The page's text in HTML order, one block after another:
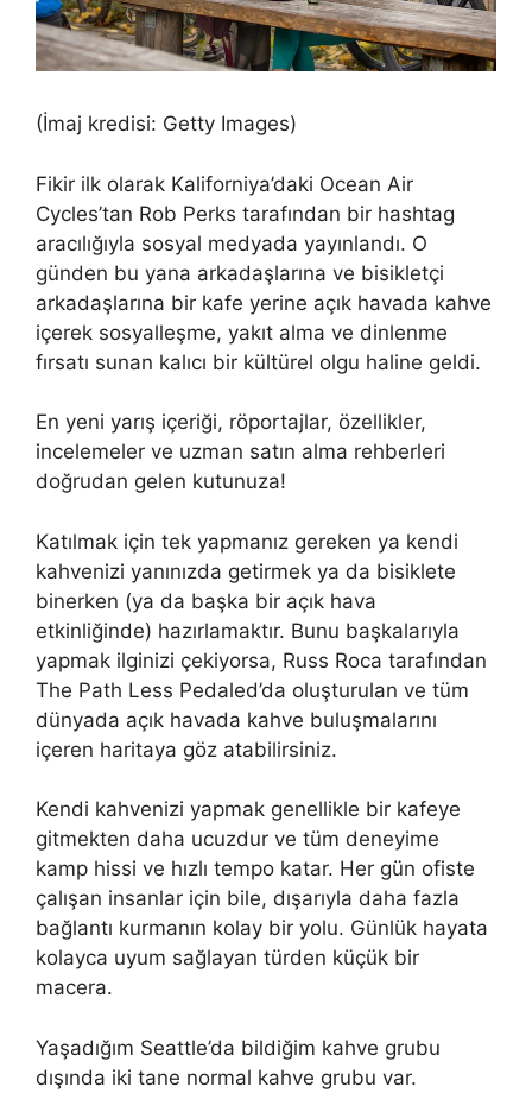
(İmaj kredisi: Getty Images)
Fikir ilk olarak Kaliforniya’daki Ocean Air
Cycles’tan Rob Perks tarafından bir hashtag
aracılığıyla sosyal medyada yayınlandı. O
günden bu yana arkadaşlarına ve bisikletçi
arkadaşlarına bir kafe yerine açık havada kahve
içerek sosyalleşme, yakıt alma ve dinlenme
fırsatı sunan kalıcı bir kültürel olgu haline geldi.
En yeni yarış içeriği, röportajlar, özellikler,
incelemeler ve uzman satın alma rehberleri
doğrudan gelen kutunuza!
Katılmak için tek yapmanız gereken ya kendi
kahvenizi yanınızda getirmek ya da bisiklete
binerken (ya da başka bir açık hava
etkinliğinde) hazırlamaktır. Bunu başkalarıyla
yapmak ilginizi çekiyorsa, Russ Roca tarafından
The Path Less Pedaled’da oluşturulan ve tüm
dünyada açık havada kahve buluşmalarını
içeren haritaya göz atabilirsiniz.
Kendi kahvenizi yapmak genellikle bir kafeye
gitmekten daha ucuzdur ve tüm deneyime
kamp hissi ve hızlı tempo katar. Her gün ofiste
çalışan insanlar için bile, dışarıyla daha fazla
bağlantı kurmanın kolay bir yolu. Günlük hayata
kolayca uyum sağlayan türden küçük bir
macera.
Yaşadığım Seattle’da bildiğim kahve grubu
dışında iki tane normal kahve grubu var.